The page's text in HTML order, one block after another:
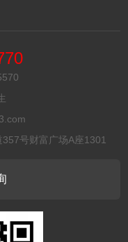
号财富广场A座1301